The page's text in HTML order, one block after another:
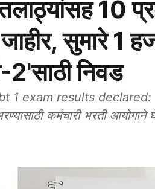
10
सुमारे 1
2'साठी निवड
1 exam results declared:
कर्मचारी भरती आयोगाने